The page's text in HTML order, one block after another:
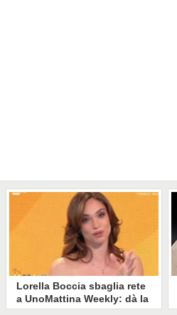
Lorella Boccia sbaglia rete
a UnoMattina Weekly: dà la
linea al Tg5 invece che al